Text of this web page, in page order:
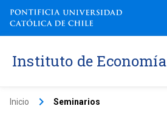
Instituto de Economía
Inicio keyboard_arrow_right Seminarios